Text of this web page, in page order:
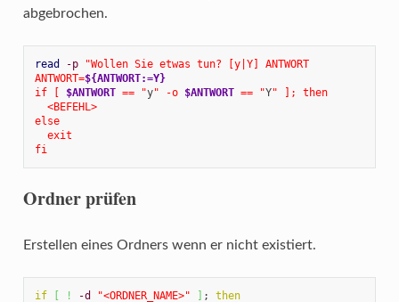
abgebrochen.
read -p
"Wollen Sie etwas tun? [y|Y] ANTWORT
ANTWORT=${ANTWORT:=Y}
if [
$ANTWORT == "y" -o $ANTWORT == "Y" ]; then
  <BEFEHL>
else
  exit
fi
Ordner prüfen
Erstellen eines Ordners wenn er nicht existiert.
if ! -d "<ORDNER_NAME>" ; then